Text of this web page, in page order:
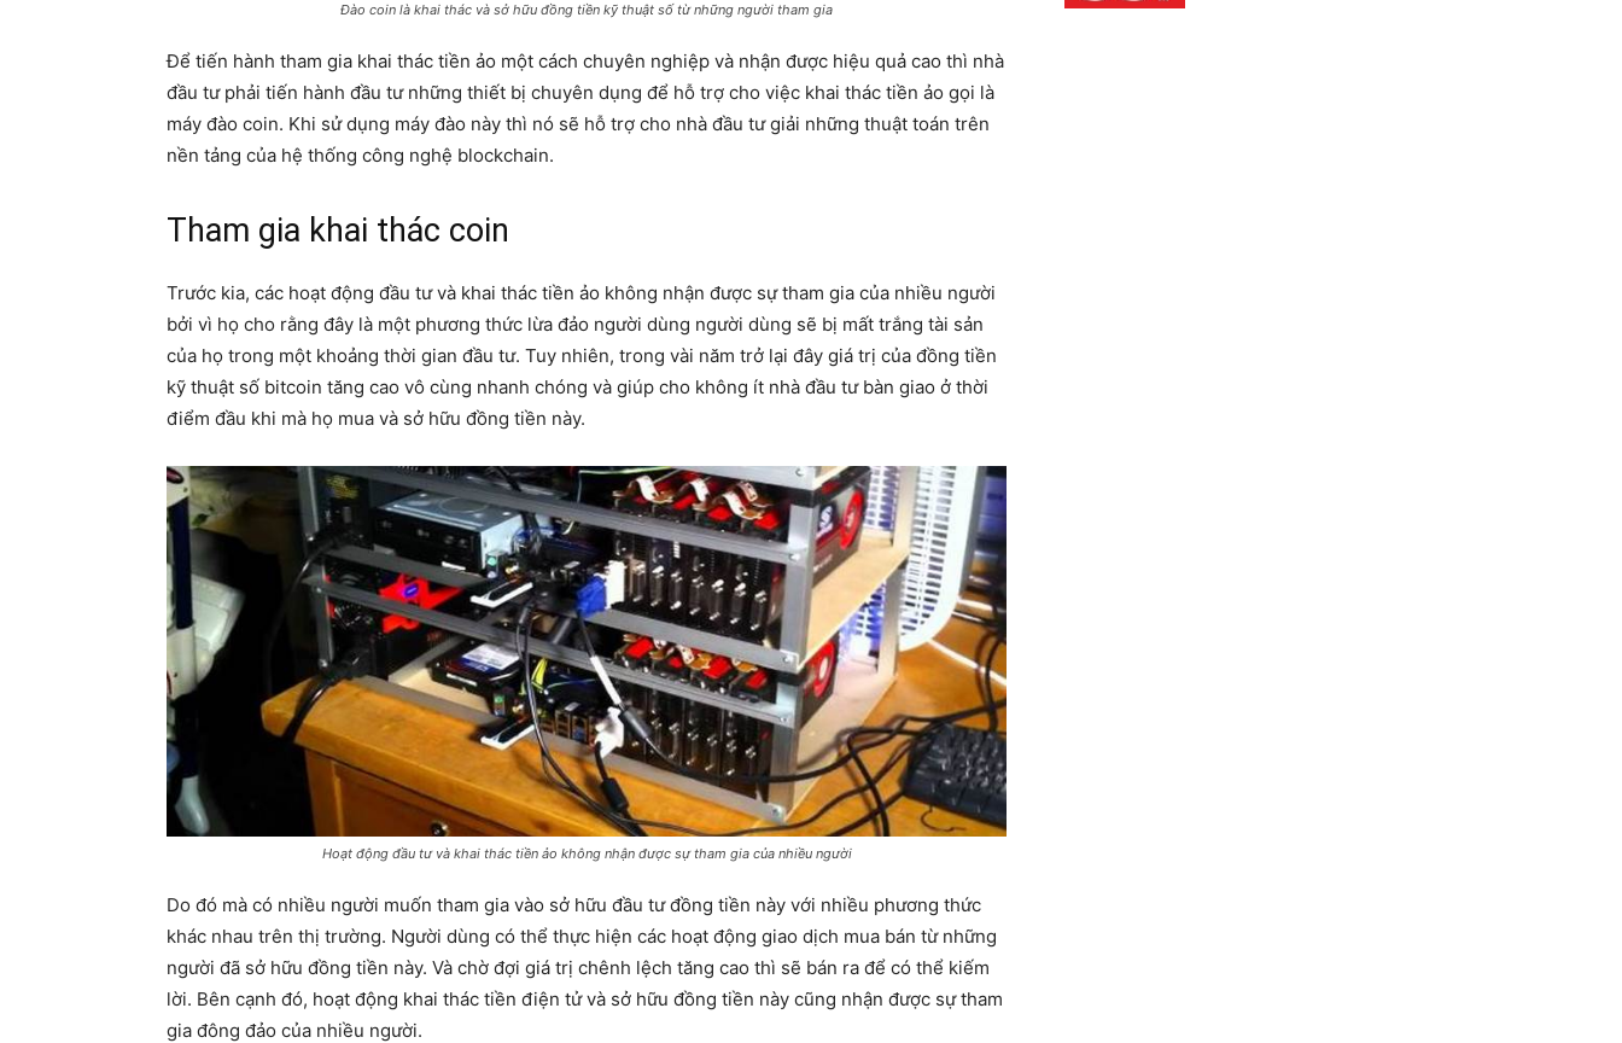
Đào coin là khai thác và sở hữu đồng tiền kỹ thuật số từ những người tham gia
Để tiến hành tham gia khai thác tiền ảo một cách chuyên nghiệp và nhận được hiệu quả cao thì nhà
đầu tư phải tiến hành đầu tư những thiết bị chuyên dụng để hỗ trợ cho việc khai thác tiền ảo gọi là
máy đào coin. Khi sử dụng máy đào này thì nó sẽ hỗ trợ cho nhà đầu tư giải những thuật toán trên
nền tảng của hệ thống công nghệ blockchain.
Tham gia khai thác coin
Trước kia, các hoạt động đầu tư và khai thác tiền ảo không nhận được sự tham gia của nhiều người
bởi vì họ cho rằng đây là một phương thức lừa đảo người dùng người dùng sẽ bị mất trắng tài sản
của họ trong một khoảng thời gian đầu tư. Tuy nhiên, trong vài năm trở lại đây giá trị của đồng tiền
kỹ thuật số bitcoin tăng cao vô cùng nhanh chóng và giúp cho không ít nhà đầu tư bàn giao ở thời
điểm đầu khi mà họ mua và sở hữu đồng tiền này.
Hoạt động đầu tư và khai thác tiền ảo không nhận được sự tham gia của nhiều người
Do đó mà có nhiều người muốn tham gia vào sở hữu đầu tư đồng tiền này với nhiều phương thức
khác nhau trên thị trường. Người dùng có thể thực hiện các hoạt động giao dịch mua bán từ những
người đã sở hữu đồng tiền này. Và chờ đợi giá trị chênh lệch tăng cao thì sẽ bán ra để có thể kiếm
lời. Bên cạnh đó, hoạt động khai thác tiền điện tử và sở hữu đồng tiền này cũng nhận được sự tham
gia đông đảo của nhiều người.